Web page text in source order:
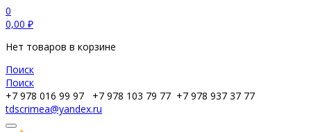
0
0,00 ₽
Нет товаров в корзине
Поиск
Поиск
+7 978 016 99 97
+7 978 103 79 77 +7 978 937 37 77
tdscrimea@yandex.ru